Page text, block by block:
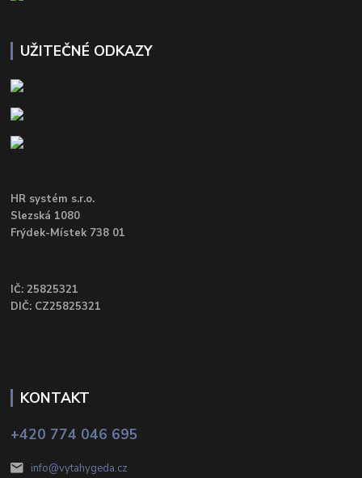
UŽITEČNÉ ODKAZY
HR systém s.r.o.
Slezská 1080
Frýdek-Místek 738 01
IČ: 25825321
DIČ: CZ25825321
KONTAKT
+420 774 046 695
info@vytahygeda.cz